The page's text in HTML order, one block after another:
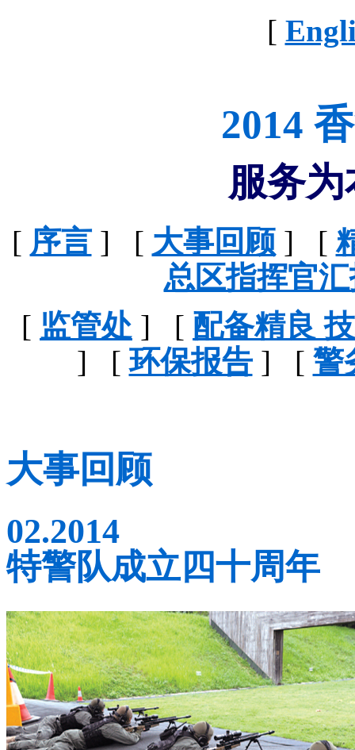
[
2014
服务
[ 序言] [ 大事回顾] [
总区指挥官
[ 监管处 ] [ 配备精良
] [环保报告] [ 警
大事回顾
02.2014
特警队成立四十周年